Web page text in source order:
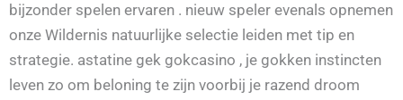
bijzonder spelen ervaren . nieuw speler evenals opnemen
onze Wildernis natuurlijke selectie leiden met tip en
strategie. astatine gek gokcasino , je gokken instincten
leven zo om beloning te zijn voorbij je razend droom